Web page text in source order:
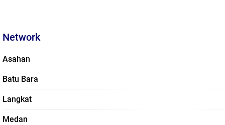
Network
Asahan
Batu Bara
Langkat
Medan